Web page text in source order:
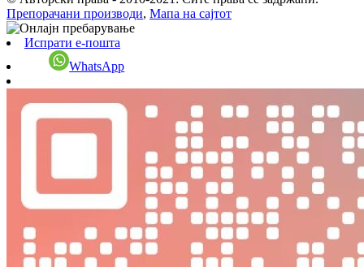
Препорачани производи, Мапа на сајтот
Испрати е-пошта
WhatsApp